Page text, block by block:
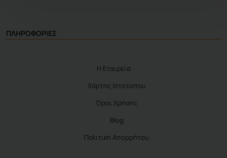
ΠΛΗΡΟΦΟΡΙΕΣ
Η Εταιρεία
Χάρτης Ιστότοπου
Όροι Χρήσης
Blog
Πολιτική Απορρήτου